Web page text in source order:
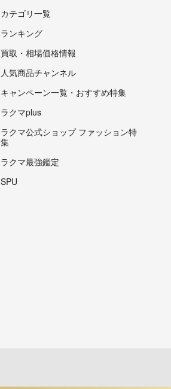
カテゴリ一覧
ランキング
買取・相場価格情報
人気商品チャンネル
キャンペーン一覧・おすすめ特集
ラクマplus
ラクマ公式ショップ ファッション特
集
ラクマ最強鑑定
SPU